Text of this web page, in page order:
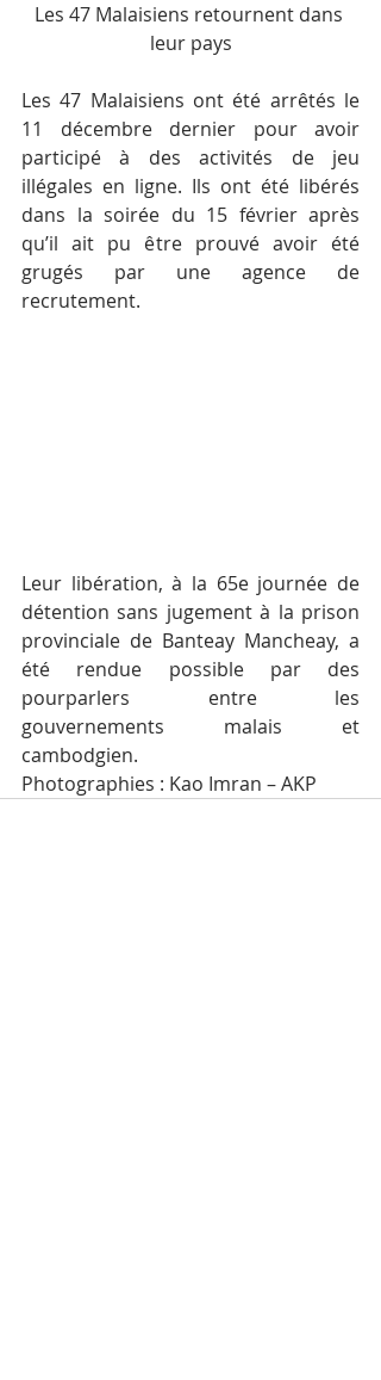
Les 47 Malaisiens retournent dans
leur pays
Les 47 Malaisiens ont été arrêtés le
11 décembre dernier pour avoir
participé à des activités de jeu
illégales en ligne. Ils ont été libérés
dans la soirée du 15 février après
qu’il ait pu être prouvé avoir été
grugés par une agence de
recrutement.
Leur libération, à la 65e journée de
détention sans jugement à la prison
provinciale de Banteay Mancheay, a
été rendue possible par des
pourparlers entre les
gouvernements malais et
cambodgien.
Photographies : Kao Imran – AKP